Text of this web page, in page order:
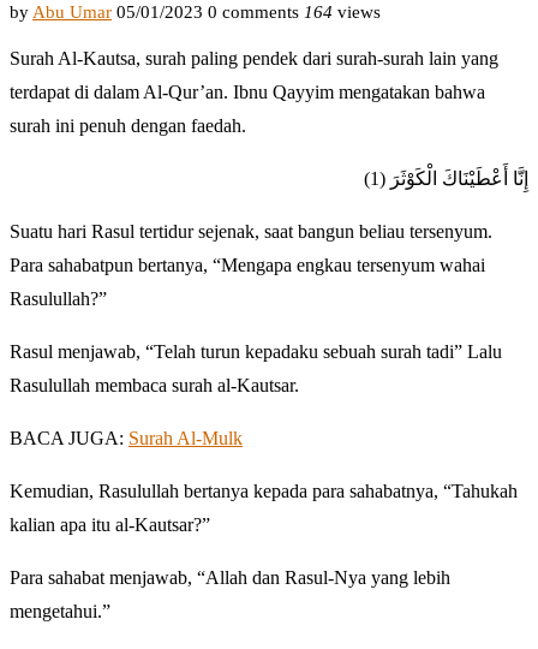
by Abu Umar 05/01/2023 0 comments 164 views
Surah Al-Kautsa, surah paling pendek dari surah-surah lain yang
terdapat di dalam Al-Qur’an. Ibnu Qayyim mengatakan bahwa
surah ini penuh dengan faedah.
إِنَّا أَعْطَيْنَاكَ الْكَوْثَرَ (1)
Suatu hari Rasul tertidur sejenak, saat bangun beliau tersenyum.
Para sahabatpun bertanya, “Mengapa engkau tersenyum wahai
Rasulullah?”
Rasul menjawab, “Telah turun kepadaku sebuah surah tadi” Lalu
Rasulullah membaca surah al-Kautsar.
BACA JUGA: Surah Al-Mulk
Kemudian, Rasulullah bertanya kepada para sahabatnya, “Tahukah
kalian apa itu al-Kautsar?”
Para sahabat menjawab, “Allah dan Rasul-Nya yang lebih
mengetahui.”